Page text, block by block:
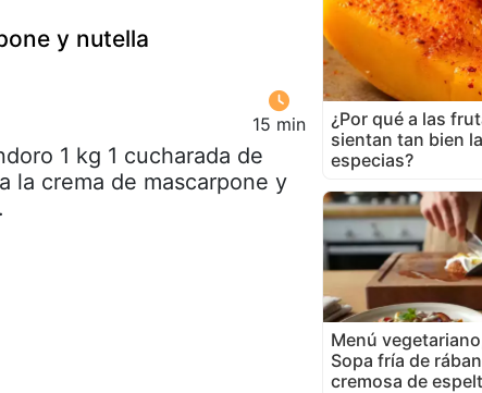
y nutella
15 min
1 kg 1 cucharada de
la crema de mascarpone y
¿Por qué a las
sientan tan bien
especias?
Menú
Sopa fría de
cremosa de